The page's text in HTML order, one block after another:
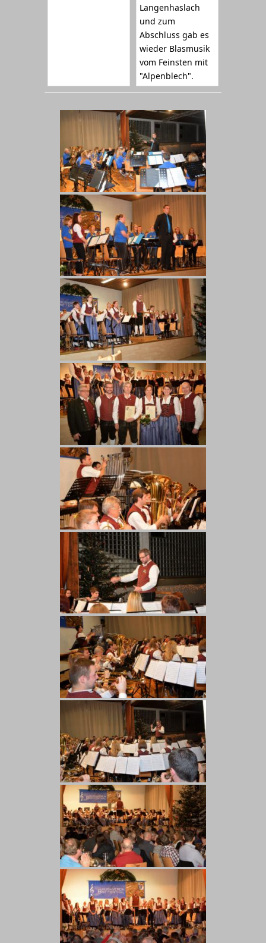
Langenhaslach
und zum
Abschluss gab es
wieder Blasmusik
vom Feinsten mit
"Alpenblech".